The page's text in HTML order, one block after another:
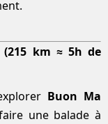
km ≈ 5h de
Buon Ma
une balade à